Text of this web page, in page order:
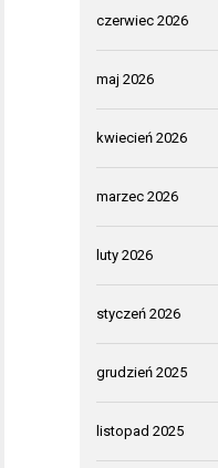
czerwiec 2026
maj 2026
kwiecień 2026
marzec 2026
luty 2026
styczeń 2026
grudzień 2025
listopad 2025